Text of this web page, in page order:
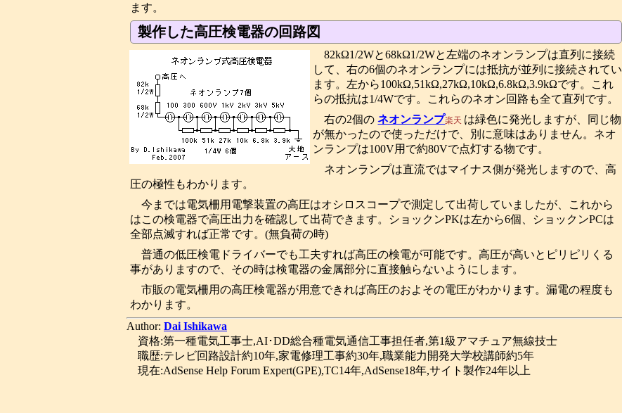
ます。
製作した高圧検電器の回路図
82kΩ1/2Wと68kΩ1/2Wと左端のネオンランプは直列に接続
して、右の6個のネオンランプには抵抗が並列に接続されてい
ます。左から100kΩ,51kΩ,27kΩ,10kΩ,6.8kΩ,3.9kΩです。これ
らの抵抗は1/4Wです。これらのネオン回路も全て直列です。
右の2個のネオンランプ楽天 は緑色に発光しますが、同じ物
が無かったので使っただけで、別に意味はありません。ネオ
ンランプは100V用で約80Vで点灯する物です。
ネオンランプは直流ではマイナス側が発光しますので、高
圧の極性もわかります。
今までは電気柵用電撃装置の高圧はオシロスコープで測定して出荷していましたが、これから
はこの検電器で高圧出力を確認して出荷できます。ショックンPKは左から6個、ショックンPCは
全部点滅すれば正常です。(無負荷の時)
普通の低圧検電ドライバーでも工夫すれば高圧の検電が可能です。高圧が高いとピリピリくる
事がありますので、その時は検電器の金属部分に直接触らないようにします。
市販の電気柵用の高圧検電器が用意できれば高圧のおよその電圧がわかります。漏電の程度も
わかります。
Author: Dai Ishikawa
資格:第一種電気工事士,AI･DD総合種電気通信工事担任者,第1級アマチュア無線技士
職歴:テレビ回路設計約10年,家電修理工事約30年,職業能力開発大学校講師約5年
現在:AdSense Help Forum Expert(GPE),TC14年,AdSense18年,サイト製作24年以上